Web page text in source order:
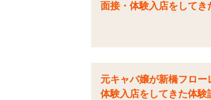
面接・体験入店をしてき
元キャバ嬢が新橋フロ
体験入店をしてきた体験